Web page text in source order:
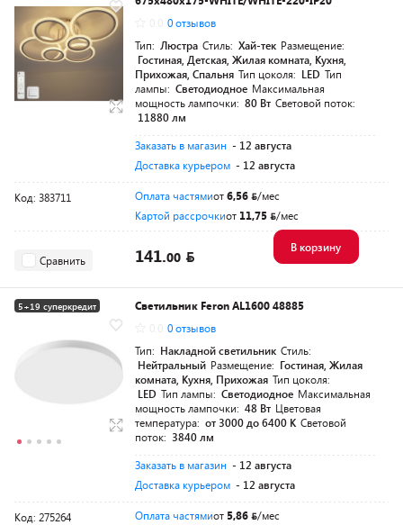
0 отзывов
Тип: Люстра Стиль: Хай-тек Размещение:
Гостиная, Детская, Жилая комната, Кухня,
Прихожая, Спальня Тип цоколя: LED Тип
лампы: Светодиодное Максимальная
мощность лампочки: 80 Вт Световой поток:
11880 лм
Заказать в магазин - 12 августа
Доставка курьером - 12 августа
Код: 383711 Оплата частямиот6,56
/мес
Картой рассрочкиот 11,75 /мес
Сравнить 141.00
В корзину
5+19 суперкредит
Светильник Feron AL1600 48885
0 отзывов
Тип: Накладной светильник Стиль:
Нейтральный Размещение: Гостиная, Жилая
комната, Кухня, Прихожая Тип цоколя:
LED Тип лампы: Светодиодное Максимальная
мощность лампочки: 48 Вт Цветовая
температура: от 3000 до 6400 K Световой
поток: 3840 лм
Заказать в магазин - 12 августа
Доставка курьером - 12 августа
Код: 275264 Оплата частямиот 5,86
/мес